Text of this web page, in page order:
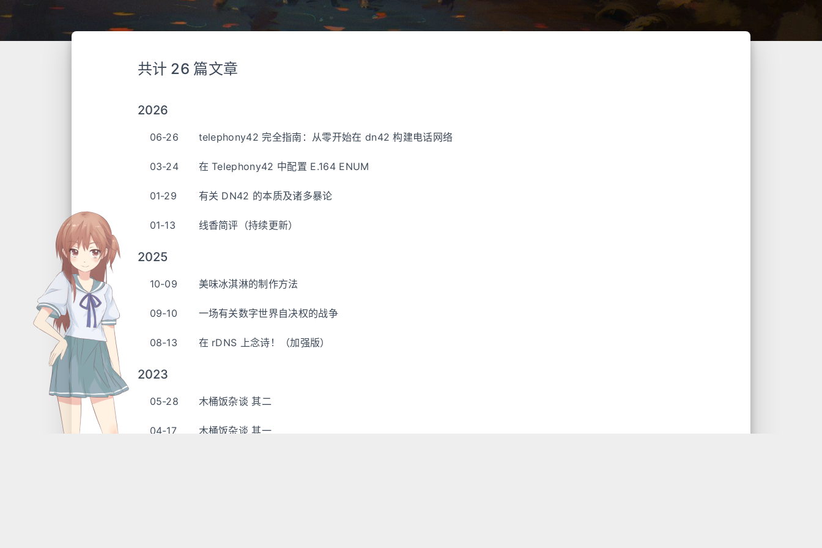
共计 26 篇文章
2026
06-26 telephony42 完全指南：从零开始在 dn42 构建电话网络
03-24 在 Telephony42 中配置 E.164 ENUM
01-29 有关 DN42 的本质及诸多暴论
01-13 线香简评（持续更新）
2025
10-09 美味冰淇淋的制作方法
09-10 一场有关数字世界自决权的战争
08-13 在 rDNS 上念诗！（加强版）
2023
05-28 木桶饭杂谈 其二
04-17 木桶饭杂谈 其一